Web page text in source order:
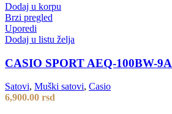
Dodaj u korpu
Brzi pregled
Uporedi
Dodaj u listu želja
CASIO SPORT AEQ-100BW-9A
Satovi, Muški satovi, Casio
6,900.00 rsd